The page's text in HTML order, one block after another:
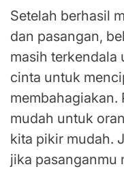
Setelah berhasil
dan pasangan,
masih terkendala
cinta untuk
membahagiakan.
mudah untuk
kita pikir mudah.
jika pasanganmu